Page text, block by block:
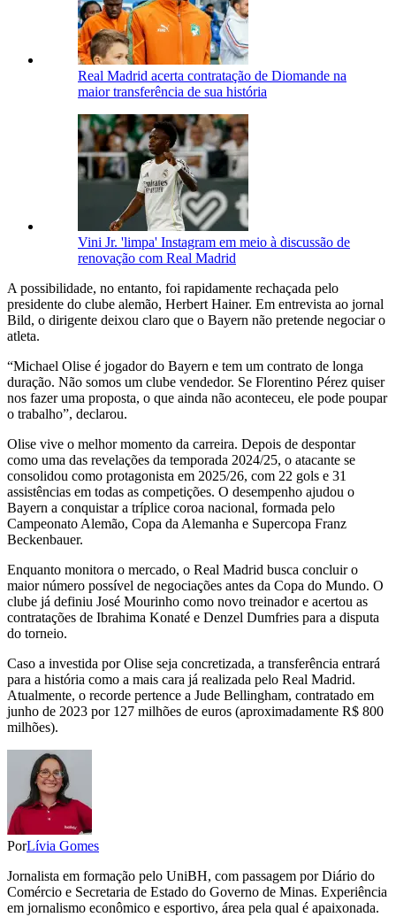
Real Madrid acerta contratação de Diomande na
maior transferência de sua história
Vini Jr. 'limpa' Instagram em meio à discussão de
renovação com Real Madrid
A possibilidade, no entanto, foi rapidamente rechaçada pelo
presidente do clube alemão, Herbert Hainer. Em entrevista ao jornal
Bild, o dirigente deixou claro que o Bayern não pretende negociar o
atleta.
“Michael Olise é jogador do Bayern e tem um contrato de longa
duração. Não somos um clube vendedor. Se Florentino Pérez quiser
nos fazer uma proposta, o que ainda não aconteceu, ele pode poupar
o trabalho”, declarou.
Olise vive o melhor momento da carreira. Depois de despontar
como uma das revelações da temporada 2024/25, o atacante se
consolidou como protagonista em 2025/26, com 22 gols e 31
assistências em todas as competições. O desempenho ajudou o
Bayern a conquistar a tríplice coroa nacional, formada pelo
Campeonato Alemão, Copa da Alemanha e Supercopa Franz
Beckenbauer.
Enquanto monitora o mercado, o Real Madrid busca concluir o
maior número possível de negociações antes da Copa do Mundo. O
clube já definiu José Mourinho como novo treinador e acertou as
contratações de Ibrahima Konaté e Denzel Dumfries para a disputa
do torneio.
Caso a investida por Olise seja concretizada, a transferência entrará
para a história como a mais cara já realizada pelo Real Madrid.
Atualmente, o recorde pertence a Jude Bellingham, contratado em
junho de 2023 por 127 milhões de euros (aproximadamente R$ 800
milhões).
PorLívia Gomes
Jornalista em formação pelo UniBH, com passagem por Diário do
Comércio e Secretaria de Estado do Governo de Minas. Experiência
em jornalismo econômico e esportivo, área pela qual é apaixonada.